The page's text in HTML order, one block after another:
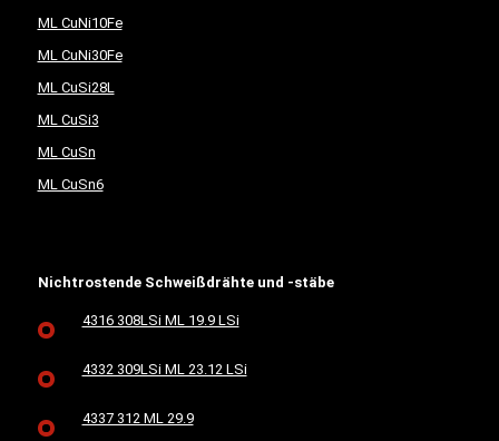
ML CuNi10Fe
ML CuNi30Fe
ML CuSi28L
ML CuSi3
ML CuSn
ML CuSn6
Nichtrostende Schweißdrähte und -stäbe
4316 308LSi ML 19.9 LSi
4332 309LSi ML 23.12 LSi
4337 312 ML 29.9